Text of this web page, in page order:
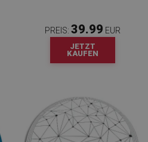
PREIS: 39.99 EUR
JETZT
KAUFEN